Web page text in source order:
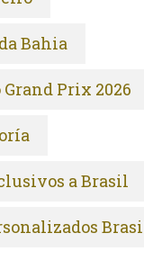
Bahia
Grand Prix 2026
a Brasil